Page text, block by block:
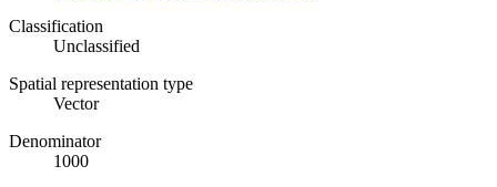
Classification
Unclassified
Spatial representation type
Vector
Denominator
1000